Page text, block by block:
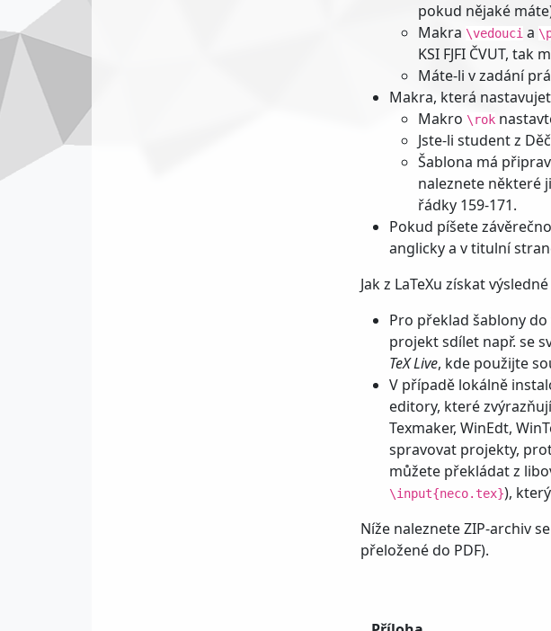
pokud nějaké
Makra \vedouci a
KSI FJFI ČVUT,
Máte-li v zadání
Makra, která
Makro \rok
Jste-li student z
Šablona má
naleznete některé
řádky 159-171.
Pokud píšete
anglicky a v titulní
Jak z LaTeXu získat
Pro překlad šablony do
projekt sdílet např. se
TeX Live, kde použijte
V případě lokálně
editory, které
Texmaker, WinEdt,
spravovat projekty,
můžete překládat z
\input{neco.tex}),
Níže naleznete ZIP-archiv
přeložené do PDF).